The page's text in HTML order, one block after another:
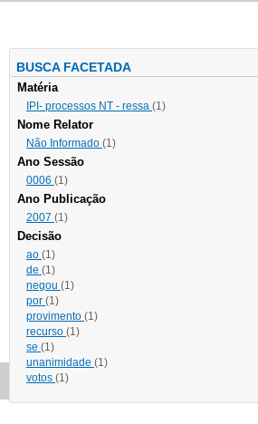
BUSCA FACETADA
Matéria
IPI- processos NT - ressa (1)
Nome Relator
Não Informado (1)
Ano Sessão
0006 (1)
Ano Publicação
2007 (1)
Decisão
ao (1)
de (1)
negou (1)
por (1)
provimento (1)
recurso (1)
se (1)
unanimidade (1)
votos (1)